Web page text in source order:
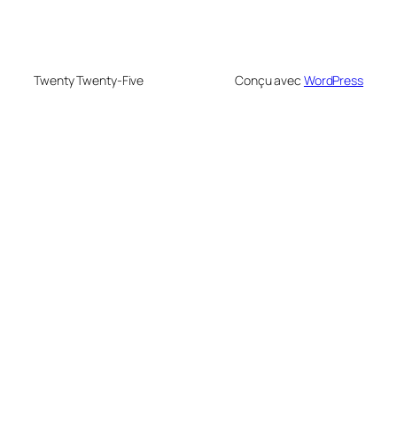
Twenty Twenty-Five Conçu avec WordPress